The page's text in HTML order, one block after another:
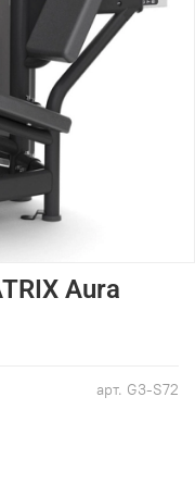
арт. G3-S72
Aura